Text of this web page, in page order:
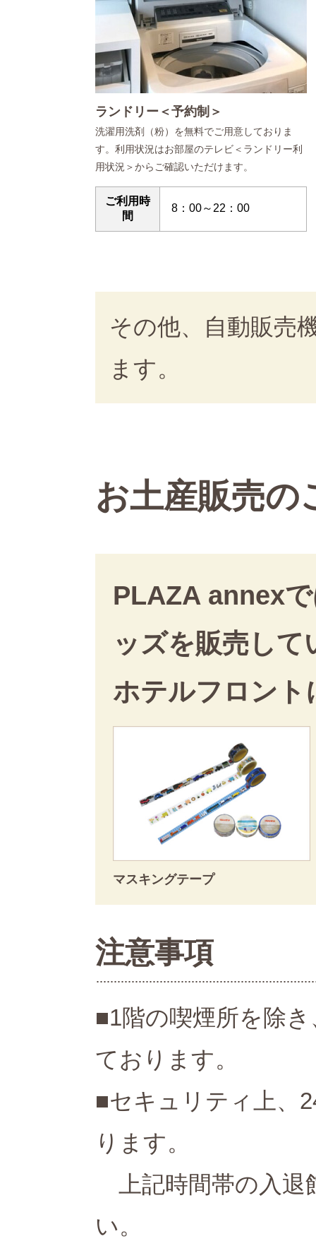
ランドリー＜予約制＞
洗濯用洗剤（粉）を無料でご用意しておりま
す。利用状況はお部屋のテレビ＜ランドリー利
用状況＞からご確認いただけます。
ご利用時
間
8：00～22：00
その他、自動販売
ます。
お土産販売の
PLAZA annex
ッズを販売して
ホテルフロント
マスキングテープ
注意事項
■1階の喫煙所を除
ております。
■セキュリティ上、
ります。
上記時間帯の入退
い。